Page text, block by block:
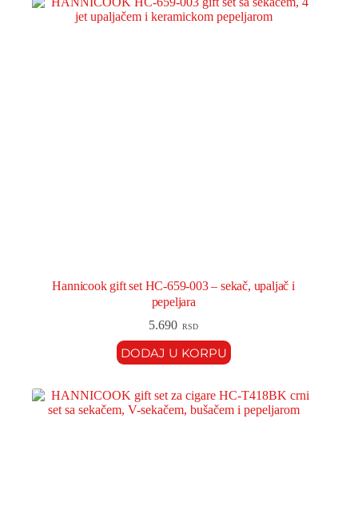
Hannicook gift set HC-659-003 – sekač, upaljač i
pepeljara
5.690 RSD
DODAJ U KORPU